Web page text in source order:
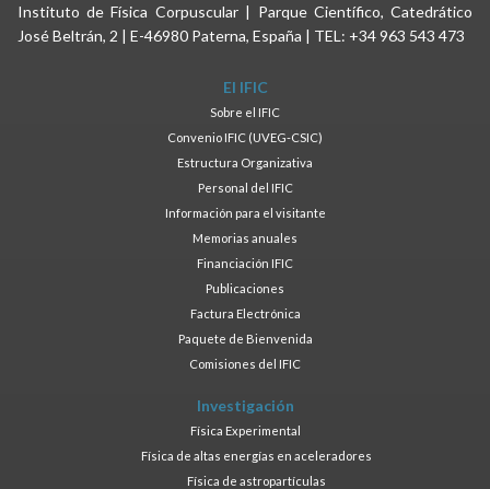
Instituto de Física Corpuscular | Parque Científico, Catedrático
José Beltrán, 2 | E-46980 Paterna, España | TEL: +34 963 543 473
El IFIC
Sobre el IFIC
Convenio IFIC (UVEG-CSIC)
Estructura Organizativa
Personal del IFIC
Información para el visitante
Memorias anuales
Financiación IFIC
Publicaciones
Factura Electrónica
Paquete de Bienvenida
Comisiones del IFIC
Investigación
Física Experimental
Física de altas energías en aceleradores
Física de astropartículas